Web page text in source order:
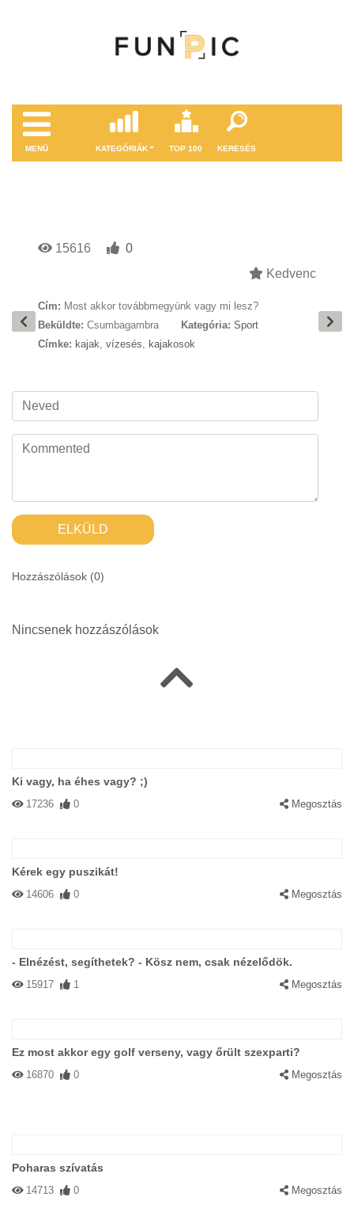
MENÜ KATEGÓRIÁK TOP 100 KERESÉS
15616
0
Kedvenc
Cím: Most akkor továbbmegyünk vagy mi lesz?
Beküldte: Csumbagambra Kategória: Sport
Címke: kajak, vízesés, kajakosok
ELKÜLD
Hozzászólások (0)
Nincsenek hozzászólások
Ki vagy, ha éhes vagy? ;)
17236 0 Megosztás
Kérek egy puszikát!
14606 0 Megosztás
- Elnézést, segíthetek? - Kösz nem, csak nézelődök.
15917 1 Megosztás
Ez most akkor egy golf verseny, vagy őrült szexparti?
16870 0 Megosztás
Poharas szívatás
14713 0 Megosztás